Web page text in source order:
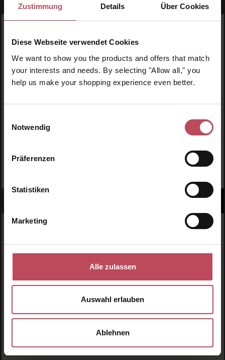
Zustimmung Details Über Cookies
Diese Webseite verwendet Cookies
We want to show you the products and offers that match
your interests and needs. By selecting "Allow all," you
help us make your shopping experience even better.
Notwendig
Präferenzen
Statistiken
Marketing
Alle zulassen
Auswahl erlauben
Ablehnen
Anmelden & exklusive Vorteile
genießen!
Melde dich jetzt zum Newsletter an und erhalte als
keine Beauty-News mehr und erhalte exklusive Rabatte!
JETZT ANMELDEN
Schnelle Lieferung